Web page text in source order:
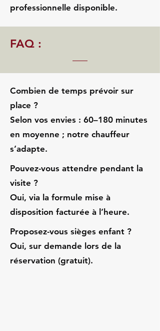
professionnelle disponible.
FAQ :
Combien de temps prévoir sur
place ?
Selon vos envies : 60–180 minutes
en moyenne ; notre chauffeur
s’adapte.
Pouvez-vous attendre pendant la
visite ?
Oui, via la formule mise à
disposition facturée à l’heure.
Proposez-vous sièges enfant ?
Oui, sur demande lors de la
réservation (gratuit).